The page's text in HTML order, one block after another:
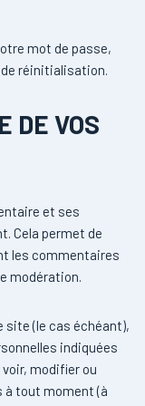
mot de passe,
de réinitialisation.
DE VOS
et ses
Cela permet de
les commentaires
modération.
site (le cas échéant),
indiquées
modifier ou
à tout moment (à